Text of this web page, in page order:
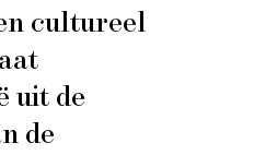
cultureel
uit de
de